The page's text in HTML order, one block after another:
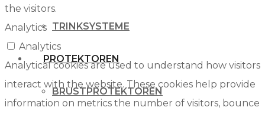
TRINKSYSTEME
PROTEKTOREN
BRUSTPROTEKTOREN
the visitors.
Analytics
Analytics
Analytical cookies are used to understand how visitors
interact with the website. These cookies help provide
information on metrics the number of visitors, bounce